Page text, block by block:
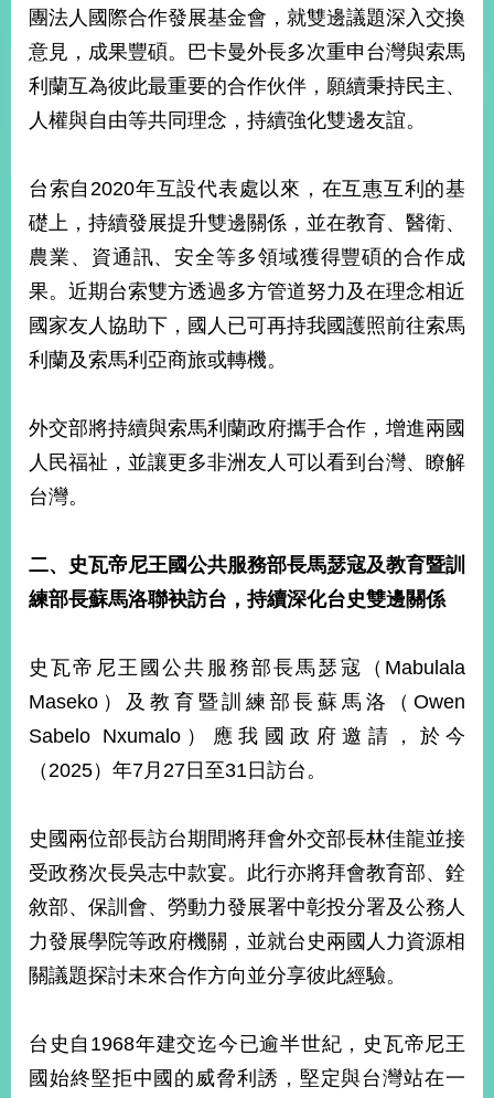
資
訊
國
家
與
區
國
際
播
政
府
訊
公
開
服
務
部
相
關
網
部
長
信
箱
粉
絲
專
頁
LINEInstagram
X平台
(原推特)
APPYouTube
RSS
政
團法人國際合作發展基金會，就雙邊議題深入交換
意見，成果豐碩。巴卡曼外長多次重申台灣與索馬
利蘭互為彼此最重要的合作伙伴，願續秉持民主、
人權與自由等共同理念，持續強化雙邊友誼。
台索自2020年互設代表處以來，在互惠互利的基
礎上，持續發展提升雙邊關係，並在教育、醫衛、
農業、資通訊、安全等多領域獲得豐碩的合作成
果。近期台索雙方透過多方管道努力及在理念相近
國家友人協助下，國人已可再持我國護照前往索馬
利蘭及索馬利亞商旅或轉機。
外交部將持續與索馬利蘭政府攜手合作，增進兩國
人民福祉，並讓更多非洲友人可以看到台灣、瞭解
台灣。
二、史瓦帝尼王國公共服務部長馬瑟寇及教育暨訓
練部長蘇馬洛聯袂訪台，持續深化台史雙邊關係
史瓦帝尼王國公共服務部長馬瑟寇（Mabulala
Maseko）及教育暨訓練部長蘇馬洛（Owen
Sabelo Nxumalo）應我國政府邀請，於今
（2025）年7月27日至31日訪台。
史國兩位部長訪台期間將拜會外交部長林佳龍並接
受政務次長吳志中款宴。此行亦將拜會教育部、銓
敘部、保訓會、勞動力發展署中彰投分署及公務人
力發展學院等政府機關，並就台史兩國人力資源相
關議題探討未來合作方向並分享彼此經驗。
台史自1968年建交迄今已逾半世紀，史瓦帝尼王
國始終堅拒中國的威脅利誘，堅定與台灣站在一